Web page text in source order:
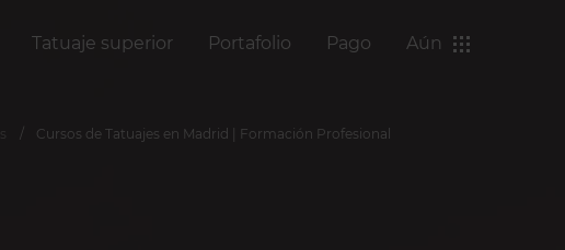
Tatuaje superior Portafolio Pago Aún
Cursos de Tatuajes en Madrid | Formación Profesional